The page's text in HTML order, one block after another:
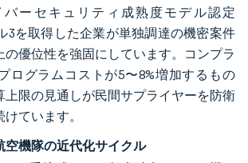
ーセキュリティ成熟度モデル認定
3を取得した企業が単独調達の機密案件
の優位性を強固にしています。コンプラ
ログラムコストが5〜8%増加するもの
上限の見通しが民間サプライヤーを防衛
ています。
空機隊の近代化サイクル